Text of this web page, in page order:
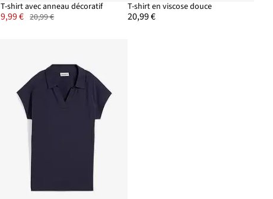
T-shirt avec anneau décoratif
9,99 € 20,99 €
T-shirt en viscose douce
20,99 €